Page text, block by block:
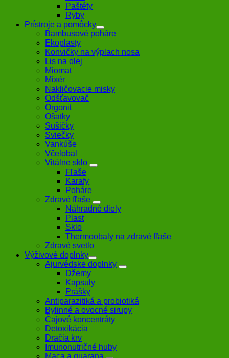
Paštéty
Ryby
Prístroje a pomôcky
Bambusové poháre
Ekoplasty
Konvičky na výplach nosa
Lis na olej
Miomat
Mixér
Nakličovacie misky
Odšťavovač
Orgonit
Ošatky
Sušičky
Sviečky
Vankúše
Včelobal
Vitálne sklo
Fľaše
Karafy
Poháre
Zdravé fľaše
Náhradné diely
Plast
Sklo
Thermoobaly na zdravé fľaše
Zdravé svetlo
Výživové doplnky
Ajurvédske doplnky
Džemy
Kapsuly
Prášky
Antiparazitiká a probiotiká
Bylinné a ovocné sirupy
Čajové koncentráty
Detoxikácia
Dračia krv
Imunonutričné huby
Maca a guarana